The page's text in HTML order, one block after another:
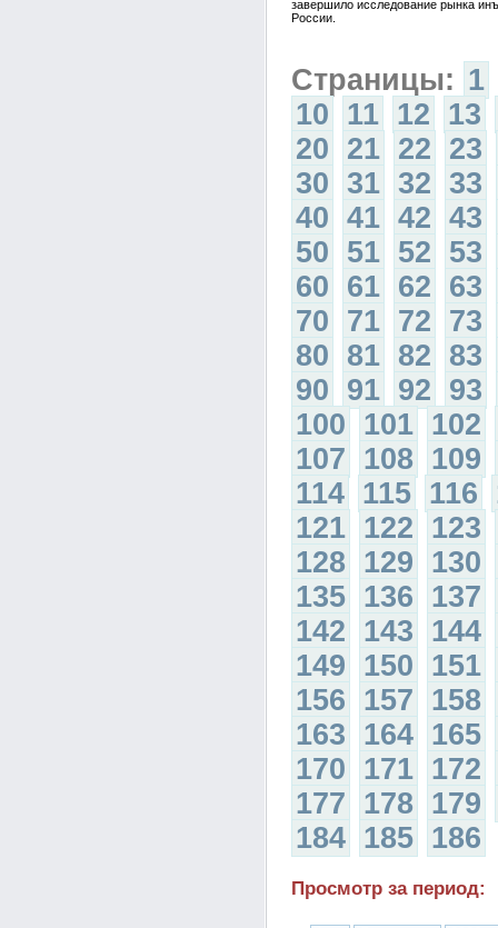
завершило исследование рынка
России.
Страницы: 1
10 11 12 13
20 21 22 23
30 31 32 33
40 41 42 43
50 51 52 53
60 61 62 63
70 71 72 73
80 81 82 83
90 91 92 93
100 101 102
107 108 109
114 115 116
121 122 123
128 129 130
135 136 137
142 143 144
149 150 151
156 157 158
163 164 165
170 171 172
177 178 179
184 185 186
Просмотр за период: